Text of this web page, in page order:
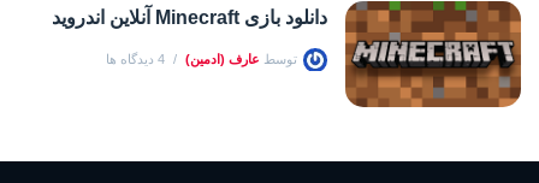
دانلود بازی Minecraft آنلاین اندروید
توسط عارف (ادمین) 4 دیدگاه ها